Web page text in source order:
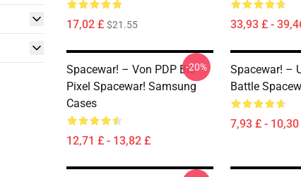
17,02 £ $21.55 33,93 £ -
Spacewar! – Von PDP Bis
Pixel Spacewar! Samsung
Cases
12,71 £ - 13,82 £
-20%
Spacewar! –
Battle
7,93 £ -